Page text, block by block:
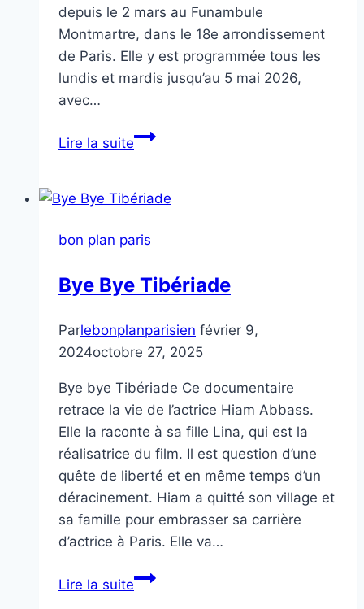
depuis le 2 mars au Funambule
Montmartre, dans le 18e arrondissement
de Paris. Elle y est programmée tous les
lundis et mardis jusqu’au 5 mai 2026,
avec…
Lire la suiteTout
peut
bon plan paris
Bye Bye Tibériade
Parlebonplanparisien février 9,
2024octobre 27, 2025
Bye bye Tibériade Ce documentaire
retrace la vie de l’actrice Hiam Abbass.
Elle la raconte à sa fille Lina, qui est la
réalisatrice du film. Il est question d’une
quête de liberté et en même temps d’un
déracinement. Hiam a quitté son village et
sa famille pour embrasser sa carrière
d’actrice à Paris. Elle va…
Lire la suiteBye